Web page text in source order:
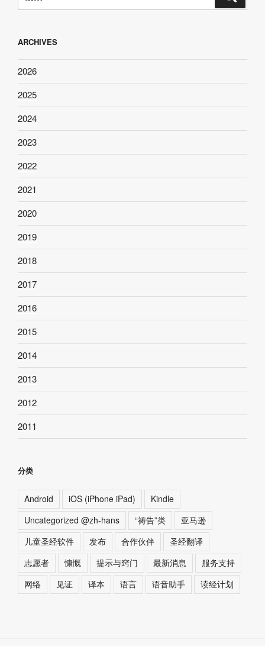
索：
ARCHIVES
2026
2025
2024
2023
2022
2021
2020
2019
2018
2017
2016
2015
2014
2013
2012
2011
分类
Android iOS (iPhone iPad)
Kindle
Uncategorized @zh-hans
“祷告”类
亚马逊
儿童圣经软件
发布 合作伙伴
圣经翻译
志愿者
慷慨 提示与窍门 最新消息
服务支持
网络
见证 译本 语言 语音助手 读经计划